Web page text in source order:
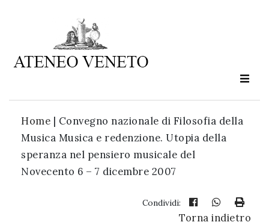
Home | Convegno nazionale di Filosofia della
Musica Musica e redenzione. Utopia della
speranza nel pensiero musicale del
Novecento 6 – 7 dicembre 2007
Condividi:
Torna indietro
Ateneo
è
cultura
movimento